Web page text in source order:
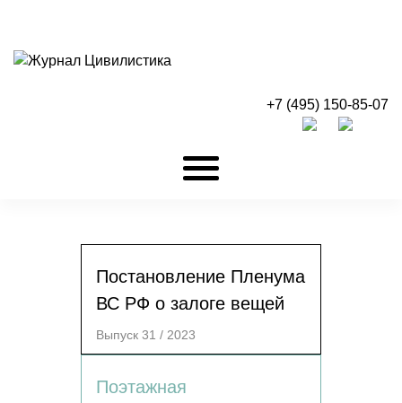
+7 (495) 150-85-07
Постановление Пленума
ВС РФ о залоге вещей
Выпуск 31 / 2023
Поэтажная